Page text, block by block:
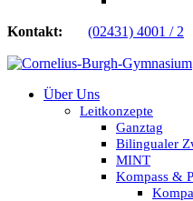
Kontakt: (02431) 4001 / 2
Über Uns
Leitkonzepte
Ganztag
Bilingualer
MINT
Kompass &